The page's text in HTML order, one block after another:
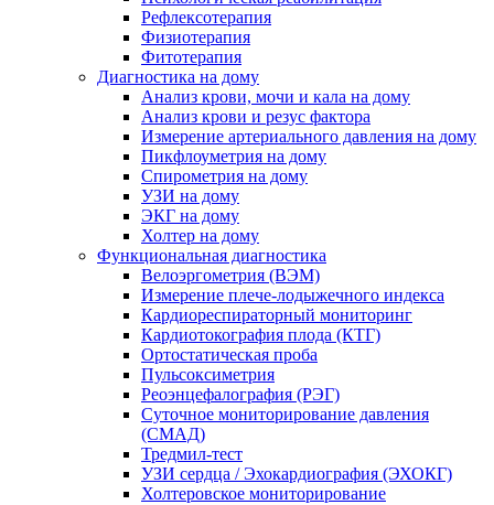
Рефлексотерапия
Физиотерапия
Фитотерапия
Диагностика на дому
Анализ крови, мочи и кала на дому
Анализ крови и резус фактора
Измерение артериального давления на дому
Пикфлоуметрия на дому
Спирометрия на дому
УЗИ на дому
ЭКГ на дому
Холтер на дому
Функциональная диагностика
Велоэргометрия (ВЭМ)
Измерение плече-лодыжечного индекса
Кардиореспираторный мониторинг
Кардиотокография плода (КТГ)
Ортостатическая проба
Пульсоксиметрия
Реоэнцефалография (РЭГ)
Суточное мониторирование давления
(СМАД)
Тредмил-тест
УЗИ сердца / Эхокардиография (ЭХОКГ)
Холтеровское мониторирование